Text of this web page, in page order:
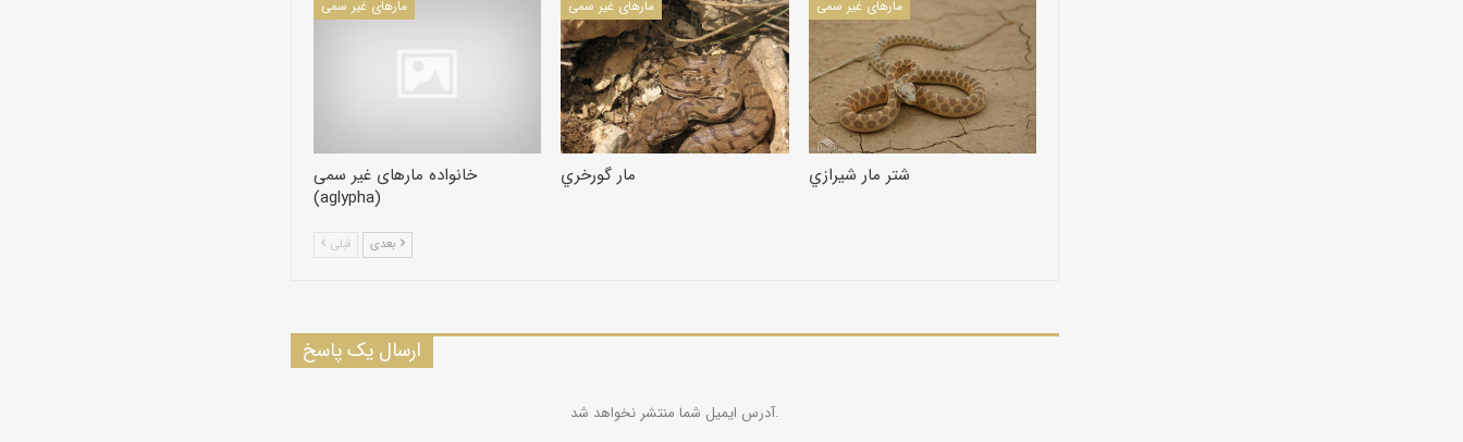
مارهای غیر سمی
خانواده مارهای غیر سمی
(aglypha)
مارهای غیر سمی
مار گورخري
مارهای غیر سمی
شتر مار شيرازي
قبلی
ارسال یک پاسخ
آدرس ایمیل شما منتشر نخواهد شد.